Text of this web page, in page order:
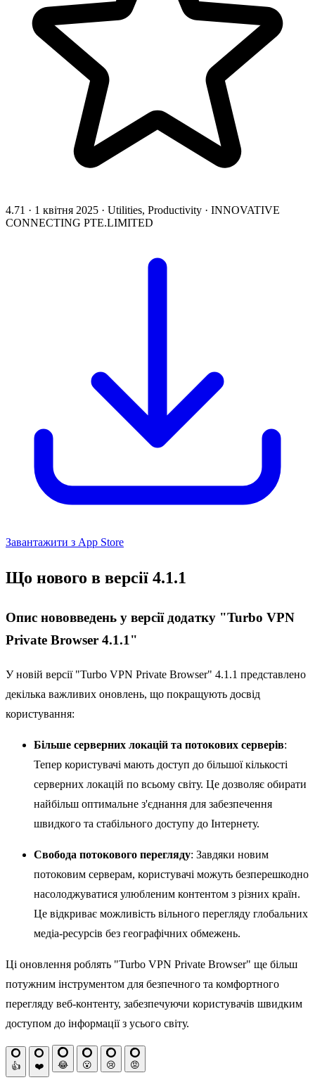
4.71 · 1 квітня 2025 · Utilities, Productivity · INNOVATIVE
CONNECTING PTE.LIMITED
Завантажити з App Store
Що нового в версії 4.1.1
Опис нововведень у версії додатку "Turbo VPN
Private Browser 4.1.1"
У новій версії "Turbo VPN Private Browser" 4.1.1 представлено
декілька важливих оновлень, що покращують досвід
користування:
Більше серверних локацій та потокових серверів:
Тепер користувачі мають доступ до більшої кількості
серверних локацій по всьому світу. Це дозволяє обирати
найбільш оптимальне з'єднання для забезпечення
швидкого та стабільного доступу до Інтернету.
Свобода потокового перегляду: Завдяки новим
потоковим серверам, користувачі можуть безперешкодно
насолоджуватися улюбленим контентом з різних країн.
Це відкриває можливість вільного перегляду глобальних
медіа-ресурсів без географічних обмежень.
Ці оновлення роблять "Turbo VPN Private Browser" ще більш
потужним інструментом для безпечного та комфортного
перегляду веб-контенту, забезпечуючи користувачів швидким
доступом до інформації з усього світу.
👍 ❤️ 😂 😮 😢 😡